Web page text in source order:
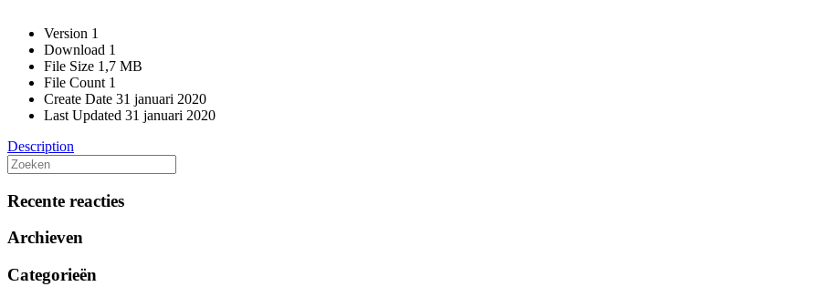
Version 1
Download 1
File Size 1,7 MB
File Count 1
Create Date 31 januari 2020
Last Updated 31 januari 2020
Description
Zoeken
naar:
Recente reacties
Archieven
Categorieën